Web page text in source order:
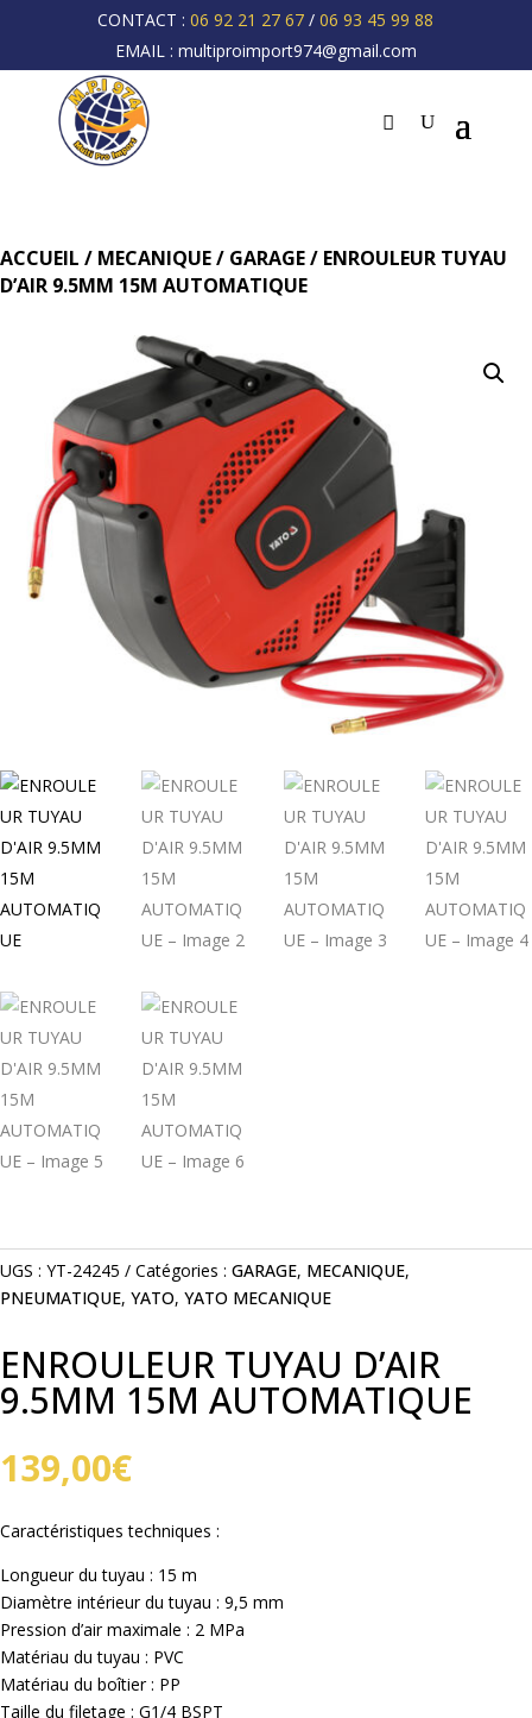
CONTACT :06 92 21 27 67 /06 93 45 99 88
EMAIL : multiproimport974@gmail.com
ACCUEIL / MECANIQUE/ GARAGE/ ENROULEUR TUYAU
D’AIR 9.5MM 15M AUTOMATIQUE
UGS : YT-24245 Catégories : GARAGE, MECANIQUE,
PNEUMATIQUE, YATO, YATO MECANIQUE
ENROULEUR TUYAU D’AIR
9.5MM 15M AUTOMATIQUE
139,00€
Caractéristiques techniques :
Longueur du tuyau : 15 m
Diamètre intérieur du tuyau : 9,5 mm
Pression d’air maximale : 2 MPa
Matériau du tuyau : PVC
Matériau du boîtier : PP
Taille du filetage : G1/4 BSPT